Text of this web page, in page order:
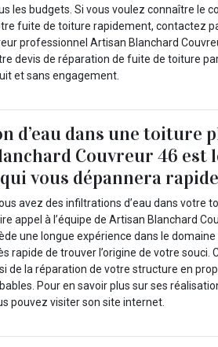
les budgets. Si vous voulez connaître le
fuite de toiture rapidement, contactez
professionnel Artisan Blanchard
devis de réparation de fuite de toiture
et sans engagement.
d’eau dans une toiture
Couvreur 46 est
vous dépannera
avez des infiltrations d’eau dans votre
appel à l’équipe de Artisan Blanchard
une longue expérience dans le domaine
rapide de trouver l’origine de votre souci.
de la réparation de votre structure en
Pour en savoir plus sur ses
pouvez visiter son site internet.